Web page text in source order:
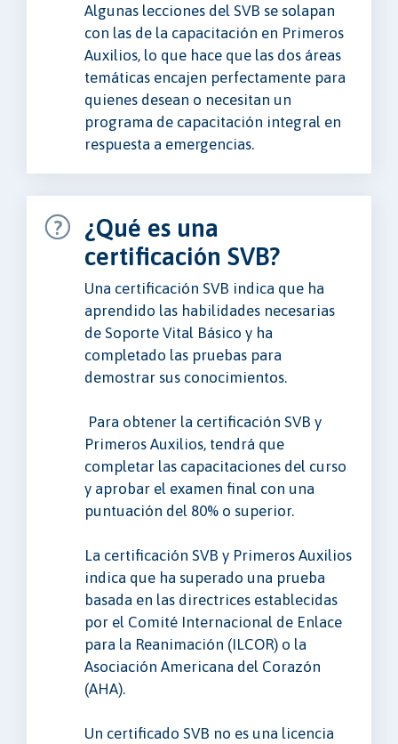
Algunas lecciones del SVB se solapan
con las de la capacitación en Primeros
Auxilios, lo que hace que las dos áreas
temáticas encajen perfectamente para
quienes desean o necesitan un
programa de capacitación integral en
respuesta a emergencias.
¿Qué es una
certificación SVB?
Una certificación SVB indica que ha
aprendido las habilidades necesarias
de Soporte Vital Básico y ha
completado las pruebas para
demostrar sus conocimientos.
Para obtener la certificación SVB y
Primeros Auxilios, tendrá que
completar las capacitaciones del curso
y aprobar el examen final con una
puntuación del 80% o superior.
La certificación SVB y Primeros Auxilios
indica que ha superado una prueba
basada en las directrices establecidas
por el Comité Internacional de Enlace
para la Reanimación (ILCOR) o la
Asociación Americana del Corazón
(AHA).
Un certificado SVB no es una licencia